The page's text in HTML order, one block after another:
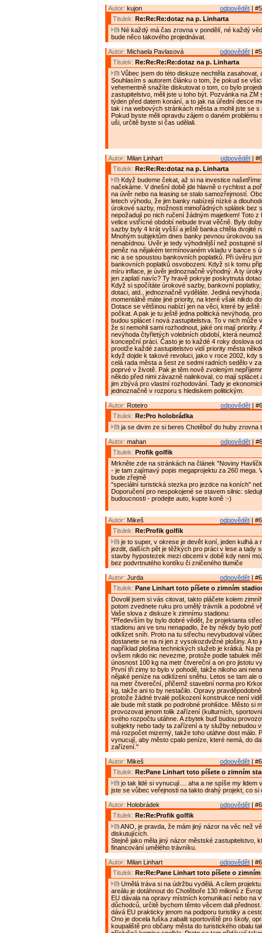
odpovědět |
Autor: kujon
Titulek: Re:Re:Re:dotaz na p. Linharta
Né každý má čas zrovna v pondělí, né každý
bude něco takového projednávat.
odpovědět |
Autor: Michaela Pavlasová
Titulek: Re:Re:Re:Re:dotaz na p. Linharta
Vůbec jsem do této diskuze nechtěla zasahovat,
Souhlasím s autorem článku o tom, že pokud se
vehementně snažíte diskutovat o tom, co bylo
zastupitelstvo, měli jste u toho být. Pozvánka na ZM
týden před datem konání, a to jak na úřední desce
tak i na webových stránkách města a mohli jste se s
Pokud byste měli opravdu zájem o daném problému
uši, určitě byste si čas udělali.
odpovědět |
Autor: Milan Linhart
Titulek: Re:Re:Re:dotaz na p. Linharta
Když budeme čekat, až si na investice
načekáme. V dnešní době jde hlavně o rychlost a
na úvěr nebo na leasing se stalo samozřejmostí.
letech výhodu, že jim banky nabízejí nízké a
úrokové sazby, možnosti mimořádných splátek bez
nepožadují po nich ručení žádným majetkem! Toto z
velice vstřícné období nebude trvat věčně. Byly
sazby byly 4 krát vyšší a ještě banka chtěla dvojité
Mnohým subjektům dnes banky pevnou úrokovou
nenabídnou. Úvěr je tedy výhodnější než postupné
peněz na nějakém termínovaném vkladu v bance s
nic a se spoustou bankovních poplatků. Při úvěru
bankovních poplatků osvobozeni. Když si k tomu
míru inflace, je úvěr jednoznačně výhodný. A ty
jen zaplatí navíc? Ty hravě pokryje poskytnutá
Když si spočítáte úrokové sazby, bankovní poplatky,
dotaci, atd., jednoznačně vyděláte. Jediná nevýhoda
momentálně máte jiné priority, na které však nikdo
Dotace se většinou nabízí jen na věci, které by ještě
počkat. A pak je tu ještě jedna politická nevýhoda,
budou splácet i nová zastupitelstva. To v nich může
že si nemohli sami rozhodnout, jaké oni mají priority.
nevýhoda čtyřletých volebních období, která
koncepční práci. Často je to každé 4 roky doslova
prootže každé zastupitelstvo vidí priority města
když dojde k takové revoluci, jako v roce 2002, kdy
celá rada města a šest ze sedmi radních sedělo v
poprvé v životě. Pak je těm nově zvoleným
někdo před nimi závazně nalinkoval, co mají splácet
jim zbývá pro vlastní rozhodování. Tady je
jednoznačně v rozporu s hlediskem politickým.
odpovědět |
Autor: Roteiro
Titulek: Re:Pro holobrádka
ja se divim ze si beres Chotěboř do huby zrovna
odpovědět |
Autor: mahan
Titulek: Profik golfik
Mrkněte zde na stránkách na článek "Noviny
- je tam zajímavý popis megaprojektu za 260 mega.
bude zřejmě
"speciální turistická stezka pro jezdce na koních"
Doporučení pro nespokojené se stavem silnic:
budoucnosti - prodejte auto, kupte koně :-)
odpovědět |
Autor: Mikeš
Titulek: Re:Profik golfik
je to super, v okrese je devět koní, jeden kulhá a
jezdit, dalších pět je těžkých pro práci v lese a tady
stavby hypostezek mezi obcemi v době kdy není
bez podvrtnutého kontíku či zničeného tlumiče
odpovědět |
Autor: Jurda
Titulek: Pane Linhart toto píšete o zimním
Dovolil jsem si vás citovat, takto pláčete kolem
potom zvednete ruku pro umělý trávník a podobné
Vaše slova z diskuze k zimnímu stadionu:
"Především by bylo dobré vědět, že projektanta
stadionu ani ve snu nenapadlo, že by někdy bylo
odklízet sníh. Proto na tu střechu nevybudoval
dostanete se na ni jen z vysokozdvižné plošiny. A to
například plošina technických služeb je krátká. Na
ovšem nikdo nic nevezme, protože podle tabulek
únosnost 100 kg na metr čtvereční a on pro jistotu
První tři zimy to bylo v pohodě, takže nikoho ani
nějaké peníze na odklízení sněhu. Letos se tam ale
na metr čtvereční, přičemž stavební norma pro
kg, takže ani to by nestačilo. Opravy
protože žádné trvalé poškození konstrukce není
ale bude mít statik po podrobné prohlídce. Město si
provozovat jenom tolik zařízení (kulturních,
svého rozpočtu utáhne. A zbytek buď budou
subjekty nebo tady ta zařízení a ty služby nebudou
má rozpočet mizerný, takže toho utáhne dost málo.
vynucují, aby město cpalo peníze, které nemá, do
zařízení."
odpovědět |
Autor: Mikeš
Titulek: Re:Pane Linhart toto píšete o zimním
jo tak lidé si vynucují.... aha a ne spíše my lidem
jste se vůbec veřejnosti na takto drahý projekt, co si
odpovědět |
Autor: Holobrádek
Titulek: Re:Re:Profik golfik
ANO, je pravda, že mám jiný názor na věc než
diskutujících.
Stejně jako měla jiný názor městské zastupitelstvo,
financování umělého trávníku.
odpovědět |
Autor: Milan Linhart
Titulek: Re:Re:Pane Linhart toto píšete o
Umělá tráva si na údržbu vydělá. A cílem
areálu je dotáhnout do Chotěboře 130 milionů z
EU dávala na opravy místních komunikací nebo na
důchodců, určitě bychom těmto věcem dali
dává EU prakticky jenom na podporu turistiky a
Ono je docela fuška zabalit sportoviště pro školy,
koupaliště pro občany města do turistického obalu